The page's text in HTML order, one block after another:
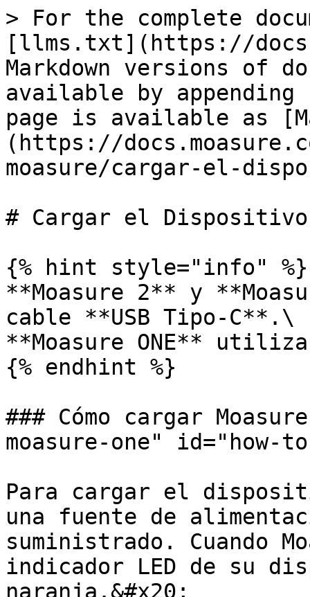
> For the complete
[llms.txt](https://
Markdown versions of
available by
page is available as
(https://
moasure/cargar-el-
# Cargar el Dispositivo
{% hint style="info" %}
**Moasure 2** y
cable **USB Tipo-C**.\
**Moasure ONE**
{% endhint %}
### Cómo cargar
moasure-one" id="how-
Para cargar el
una fuente de
suministrado. Cuando
indicador LED de su
naranja.&#x20;